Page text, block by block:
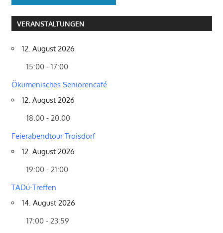
VERANSTALTUNGEN
12. August 2026
15:00 - 17:00
Ökumenisches Seniorencafé
12. August 2026
18:00 - 20:00
Feierabendtour Troisdorf
12. August 2026
19:00 - 21:00
TADü-Treffen
14. August 2026
17:00 - 23:59